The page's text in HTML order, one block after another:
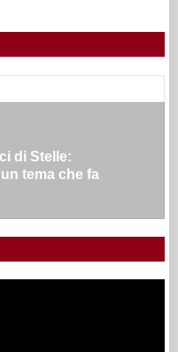
di Stelle:
tema che fa